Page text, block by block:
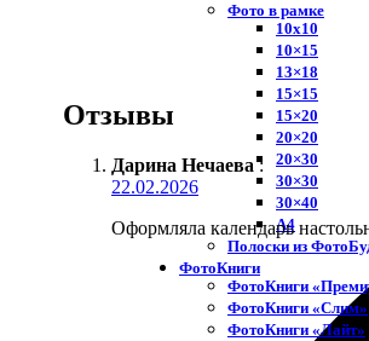
Фото в рамке
10х10
10×15
13×18
15×15
15×20
20×20
20×30
30×30
30×40
A4
Полоски из
ФотоКниги
ФотоКниги
ФотоКниги «Слим»
ФотоКниги «Лайт»
Отзывы
Дарина Нечаева :
22.02.2026
Оформляла календарь